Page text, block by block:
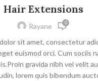
Hair Extensions
Rayane 0
sit amet, consectetur
euismod orci. Cum sociis
gravida nibh vel velit
lorem quis bibendum